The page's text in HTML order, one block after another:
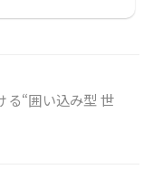
る“囲い込み型 世